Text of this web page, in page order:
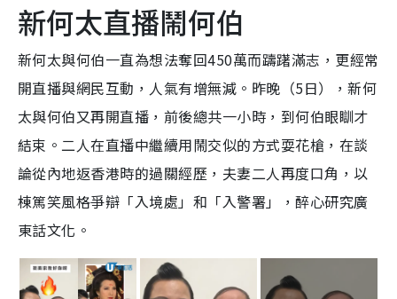
新何太直播鬧何伯
新何太與何伯一直為想法奪回450萬而躊躇滿志，更經常
開直播與網民互動，人氣有增無減。昨晚（5日），新何
太與何伯又再開直播，前後總共一小時，到何伯眼瞓才
結束。二人在直播中繼續用鬧交似的方式耍花槍，在談
論從內地返香港時的過關經歷，夫妻二人再度口角，以
棟篤笑風格爭辯「入境處」和「入警署」，醉心研究廣
東話文化。